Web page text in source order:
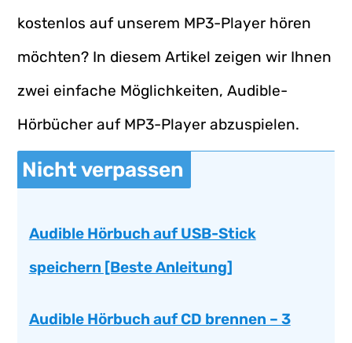
kostenlos auf unserem MP3-Player hören
möchten? In diesem Artikel zeigen wir Ihnen
zwei einfache Möglichkeiten, Audible-
Hörbücher auf MP3-Player abzuspielen.
Nicht verpassen
Audible Hörbuch auf USB-Stick
speichern [Beste Anleitung]
Audible Hörbuch auf CD brennen – 3